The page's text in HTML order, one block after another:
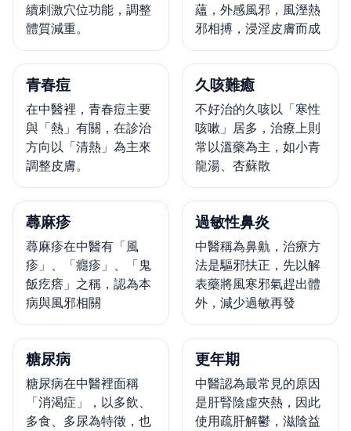
續刺激穴位功能，調整
體質減重。
蘊，外感風邪，風溼熱
邪相搏，浸淫皮膚而成
青春痘
在中醫裡，青春痘主要
與「熱」有關，在診治
方向以「清熱」為主來
調整皮膚。
久咳難癒
不好治的久咳以「寒性
咳嗽」居多，治療上則
常以溫藥為主，如小青
龍湯、杏蘇散
蕁麻疹
蕁麻疹在中醫有「風
疹」、「癮疹」、「鬼
飯疙瘩」之稱，認為本
病與風邪相關
過敏性鼻炎
中醫稱為鼻鼽，治療方
法是驅邪扶正，先以解
表藥將風寒邪氣趕出體
外，減少過敏再發
糖尿病
糖尿病在中醫裡面稱
「消渴症」，以多飲、
多食、多尿為特徵，也
更年期
中醫認為最常見的原因
是肝腎陰虛夾熱，因此
使用疏肝解鬱，滋陰益